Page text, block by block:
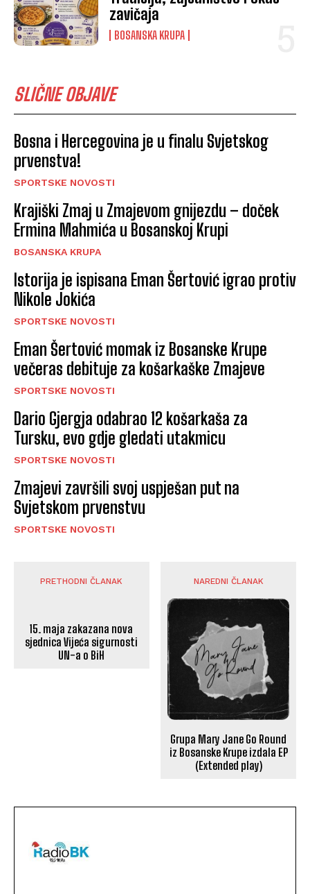
zavičaja
BOSANSKA KRUPA
SLIČNE OBJAVE
Bosna i Hercegovina je u finalu Svjetskog
prvenstva!
SPORTSKE NOVOSTI
Krajiški Zmaj u Zmajevom gnijezdu – doček
Ermina Mahmića u Bosanskoj Krupi
BOSANSKA KRUPA
Istorija je ispisana Eman Šertović igrao protiv
Nikole Jokića
SPORTSKE NOVOSTI
Eman Šertović momak iz Bosanske Krupe
večeras debituje za košarkaške Zmajeve
SPORTSKE NOVOSTI
Dario Gjergja odabrao 12 košarkaša za
Tursku, evo gdje gledati utakmicu
SPORTSKE NOVOSTI
Zmajevi završili svoj uspješan put na
Svjetskom prvenstvu
SPORTSKE NOVOSTI
PRETHODNI ČLANAK
15. maja zakazana nova
sjednica Vijeća sigurnosti
UN-a o BiH
NAREDNI ČLANAK
Grupa Mary Jane Go Round
iz Bosanske Krupe izdala EP
(Extended play)